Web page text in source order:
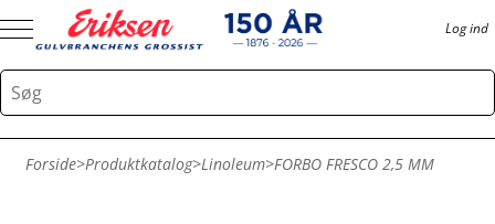
Log ind
Forside>Produktkatalog>Linoleum>FORBO FRESCO 2,5 MM